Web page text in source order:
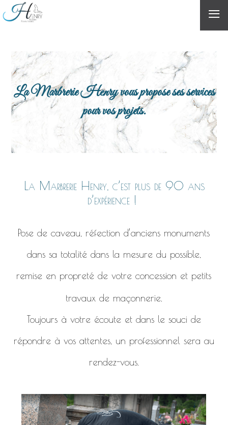
≡
La Marbrerie Henry vous propose ses services
pour vos projets.
La Marbrerie Henry, c’est plus de 90 ans
d’expérience !
Pose de caveau, réfection d’anciens monuments
dans sa totalité dans la mesure du possible,
remise en propreté de votre concession et petits
travaux de maçonnerie.
Toujours à votre écoute et dans le souci de
répondre à vos attentes, un professionnel sera au
rendez-vous.